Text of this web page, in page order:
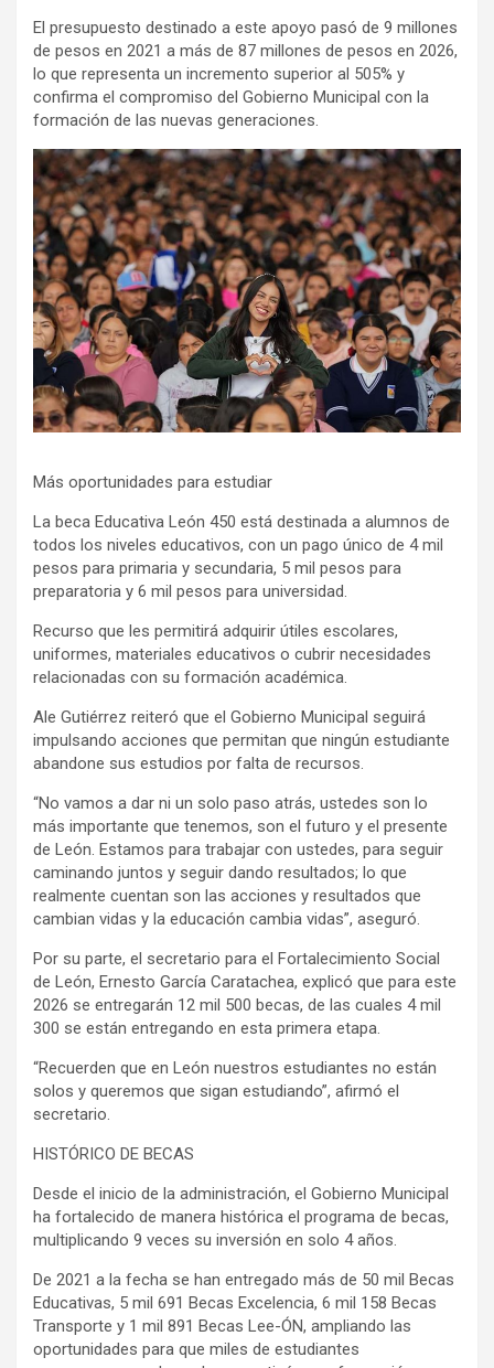
El presupuesto destinado a este apoyo pasó de 9 millones
de pesos en 2021 a más de 87 millones de pesos en 2026,
lo que representa un incremento superior al 505% y
confirma el compromiso del Gobierno Municipal con la
formación de las nuevas generaciones.
Más oportunidades para estudiar
La beca Educativa León 450 está destinada a alumnos de
todos los niveles educativos, con un pago único de 4 mil
pesos para primaria y secundaria, 5 mil pesos para
preparatoria y 6 mil pesos para universidad.
Recurso que les permitirá adquirir útiles escolares,
uniformes, materiales educativos o cubrir necesidades
relacionadas con su formación académica.
Ale Gutiérrez reiteró que el Gobierno Municipal seguirá
impulsando acciones que permitan que ningún estudiante
abandone sus estudios por falta de recursos.
“No vamos a dar ni un solo paso atrás, ustedes son lo
más importante que tenemos, son el futuro y el presente
de León. Estamos para trabajar con ustedes, para seguir
caminando juntos y seguir dando resultados; lo que
realmente cuentan son las acciones y resultados que
cambian vidas y la educación cambia vidas”, aseguró.
Por su parte, el secretario para el Fortalecimiento Social
de León, Ernesto García Caratachea, explicó que para este
2026 se entregarán 12 mil 500 becas, de las cuales 4 mil
300 se están entregando en esta primera etapa.
“Recuerden que en León nuestros estudiantes no están
solos y queremos que sigan estudiando”, afirmó el
secretario.
HISTÓRICO DE BECAS
Desde el inicio de la administración, el Gobierno Municipal
ha fortalecido de manera histórica el programa de becas,
multiplicando 9 veces su inversión en solo 4 años.
De 2021 a la fecha se han entregado más de 50 mil Becas
Educativas, 5 mil 691 Becas Excelencia, 6 mil 158 Becas
Transporte y 1 mil 891 Becas Lee-ÓN, ampliando las
oportunidades para que miles de estudiantes